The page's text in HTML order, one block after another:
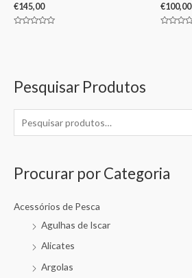
Pesquisar Produtos
Procurar por Categoria
Acessórios de Pesca
Agulhas de Iscar
Alicates
Argolas
€145,00 €100,00